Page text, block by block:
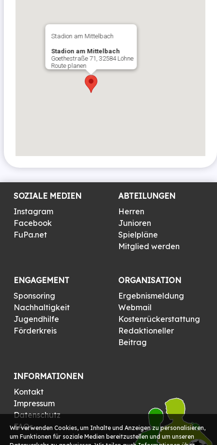
Stadion am Mittelbach
Stadion am Mittelbach
Goethestraße 71, 32584 Löhne
Route planen
SOZIALE MEDIEN
Instagram
Facebook
FuPa.net
ABTEILUNGEN
Herren
Junioren
Spielpläne
Mitglied werden
ENGAGEMENT
Sponsoring
Nachhaltigkeit
Jugendhilfe
Förderkreis
ORGANISATION
Ergebnismeldung
Webmail
Kostenrückerstattung
Redaktioneller
Beitrag
INFORMATIONEN
Kontakt
Impressum
Datenschutz
FAQs
Wir verwenden Cookies, um Inhalte und Anzeigen zu personalisieren,
um Funktionen für soziale Medien bereitzustellen und um unseren